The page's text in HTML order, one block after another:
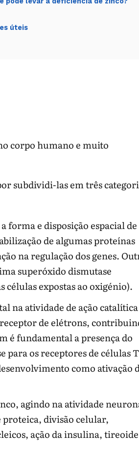
úteis
corpo humano e muito
subdividi-las em três
forma e disposição espacial de
de algumas proteínas
na regulação dos genes.
superóxido dismutase
expostas ao oxigénio).
na atividade de ação
de elétrons,
é fundamental a presença do
os receptores de células
como ativação
agindo na atividade
divisão celular,
ação da insulina,